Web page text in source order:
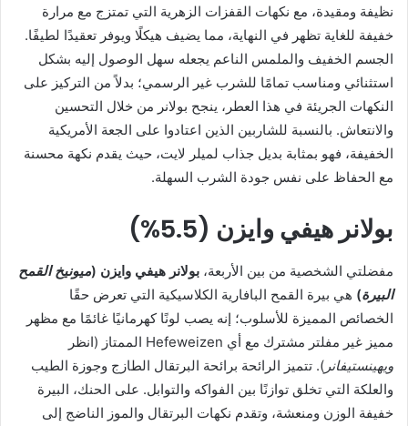
نظيفة ومقيدة، مع نكهات القفزات الزهرية التي تمتزج مع مرارة
خفيفة للغاية تظهر في النهاية، مما يضيف هيكلًا ويوفر تعقيدًا لطيفًا.
الجسم الخفيف والملمس الناعم يجعله سهل الوصول إليه بشكل
استثنائي ومناسب تمامًا للشرب غير الرسمي؛ بدلاً من التركيز على
النكهات الجريئة في هذا العطر، ينجح بولانر من خلال التحسين
والانتعاش. بالنسبة للشاربين الذين اعتادوا على الجعة الأمريكية
الخفيفة، فهو بمثابة بديل جذاب لميلر لايت، حيث يقدم نكهة محسنة
مع الحفاظ على نفس جودة الشرب السهلة.
بولانر هيفي وايزن (5.5%)
مفضلتي الشخصية من بين الأربعة، بولانر هيفي وايزن (ميونيخ القمح
البيرة) هي بيرة القمح البافارية الكلاسيكية التي تعرض حقًا
الخصائص المميزة للأسلوب؛ إنه يصب لونًا كهرمانيًا غائمًا مع مظهر
مميز غير مفلتر مشترك مع أي Hefeweizen الممتاز (انظر
ويهينستيفانر ). تتميز الرائحة برائحة البرتقال الطازج وجوزة الطيب
والعلكة التي تخلق توازنًا بين الفواكه والتوابل. على الحنك، البيرة
خفيفة الوزن ومنعشة، وتقدم نكهات البرتقال والموز الناضج إلى